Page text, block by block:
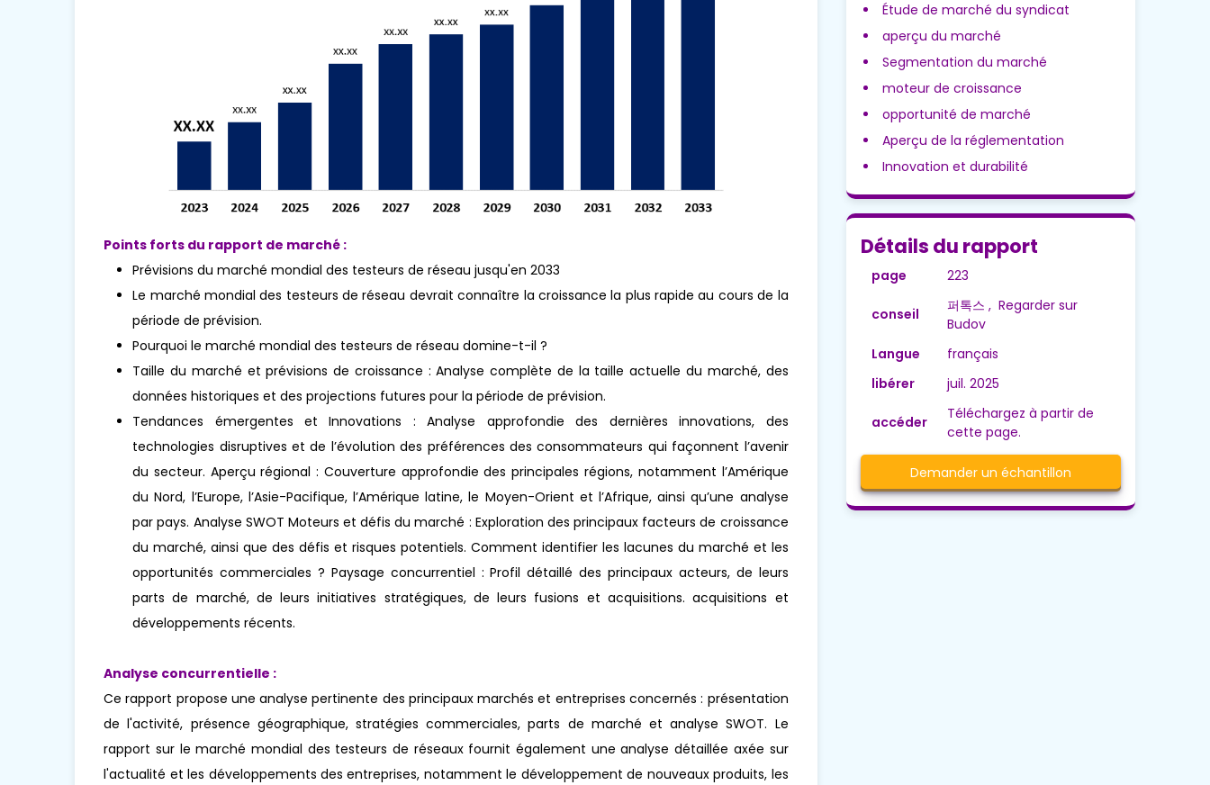
Points forts du rapport de marché :
Prévisions du marché mondial des testeurs de réseau jusqu'en 2033
Le marché mondial des testeurs de réseau devrait connaître la croissance la plus rapide au cours de la
période de prévision.
Pourquoi le marché mondial des testeurs de réseau domine-t-il ?
Taille du marché et prévisions de croissance : Analyse complète de la taille actuelle du marché, des
données historiques et des projections futures pour la période de prévision.
Tendances émergentes et Innovations : Analyse approfondie des dernières innovations, des
technologies disruptives et de l’évolution des préférences des consommateurs qui façonnent l’avenir
du secteur. Aperçu régional : Couverture approfondie des principales régions, notamment l’Amérique
du Nord, l’Europe, l’Asie-Pacifique, l’Amérique latine, le Moyen-Orient et l’Afrique, ainsi qu’une analyse
par pays. Analyse SWOT Moteurs et défis du marché : Exploration des principaux facteurs de croissance
du marché, ainsi que des défis et risques potentiels. Comment identifier les lacunes du marché et les
opportunités commerciales ? Paysage concurrentiel : Profil détaillé des principaux acteurs, de leurs
parts de marché, de leurs initiatives stratégiques, de leurs fusions et acquisitions. acquisitions et
développements récents.
Analyse concurrentielle :
Ce rapport propose une analyse pertinente des principaux marchés et entreprises concernés : présentation
de l'activité, présence géographique, stratégies commerciales, parts de marché et analyse SWOT. Le
rapport sur le marché mondial des testeurs de réseaux fournit également une analyse détaillée axée sur
l'actualité et les développements des entreprises, notamment le développement de nouveaux produits, les
Étude de marché du syndicat
aperçu du marché
Segmentation du marché
moteur de croissance
opportunité de marché
Aperçu de la réglementation
Innovation et durabilité
Détails du rapport
page 223
conseil
퍼톡스 , Regarder sur
Budov
Langue
français
libérer
juil. 2025
accéder
Téléchargez à partir de
cette page.
Demander un échantillon